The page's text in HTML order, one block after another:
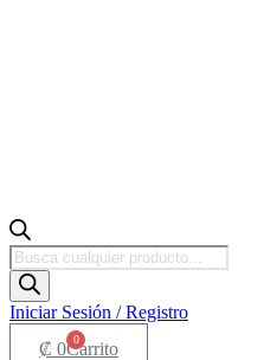
Búsqueda
de
productos
Iniciar Sesión / Registro
₡ 0 0
Carrito